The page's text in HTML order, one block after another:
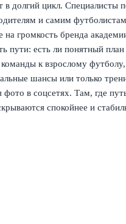
в долгий цикл. Специалисты
и самим
на громкость бренда
пути: есть ли понятный
к взрослому
шансы или только
фото в соцсетях. Там, где
спокойнее и